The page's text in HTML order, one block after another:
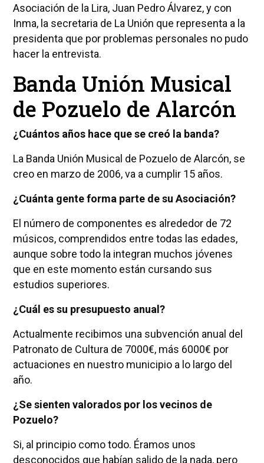
Asociación de la Lira, Juan Pedro Álvarez, y con
Inma, la secretaria de La Unión que representa a la
presidenta que por problemas personales no pudo
hacer la entrevista.
Banda Unión Musical
de Pozuelo de Alarcón
¿Cuántos años hace que se creó la banda?
La Banda Unión Musical de Pozuelo de Alarcón, se
creo en marzo de 2006, va a cumplir 15 años.
¿Cuánta gente forma parte de su Asociación?
El número de componentes es alrededor de 72
músicos, comprendidos entre todas las edades,
aunque sobre todo la integran muchos jóvenes
que en este momento están cursando sus
estudios superiores.
¿Cuál es su presupuesto anual?
Actualmente recibimos una subvención anual del
Patronato de Cultura de 7000€, más 6000€ por
actuaciones en nuestro municipio a lo largo del
año.
¿Se sienten valorados por los vecinos de
Pozuelo?
Si, al principio como todo. Éramos unos
desconocidos que habían salido de la nada, pero